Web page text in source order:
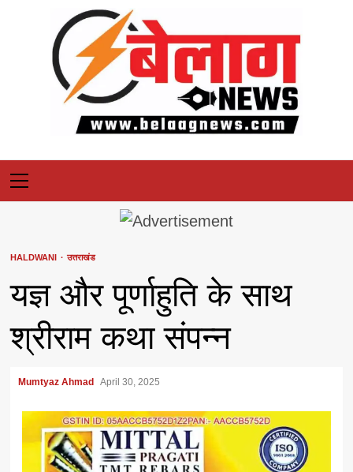
Primary
Menu
HALDWANI उत्तराखंड
यज्ञ और पूर्णाहुति के साथ
श्रीराम कथा संपन्न
Mumtyaz Ahmad April 30, 2025